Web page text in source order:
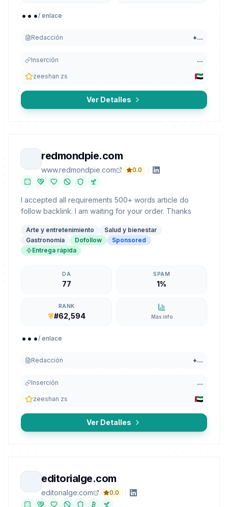
.../ enlace
Redacción +...
Inserción ...
zeeshan zs
Ver Detalles
redmondpie.com
www.redmondpie.com 0.0
I accepted all requirements 500+ words article do
follow backlink. I am waiting for your order. Thanks
Arte y entretenimiento
Salud y bienestar
Gastronomía
Dofollow
Sponsored
Entrega rápida
DA
77
SPAM
1%
RANK
#62,594 Más info
.../ enlace
Redacción +...
Inserción ...
zeeshan zs
Ver Detalles
editorialge.com
editorialge.com 0.0